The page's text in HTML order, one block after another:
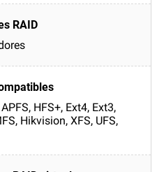
HFS+, Ext4, Ext3,
Hikvision, XFS, UFS,